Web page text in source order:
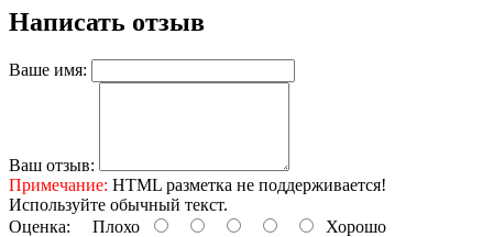
Написать отзыв
Ваше имя:
Ваш отзыв:
Примечание: HTML разметка не поддерживается!
Используйте обычный текст.
Оценка: Плохо Хорошо